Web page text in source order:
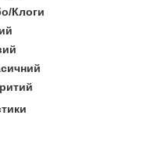
Клоги